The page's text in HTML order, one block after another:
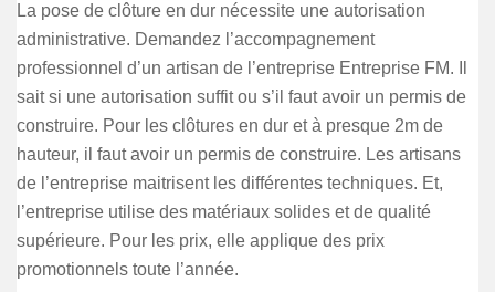
La pose de clôture en dur nécessite une autorisation
administrative. Demandez l’accompagnement
professionnel d’un artisan de l’entreprise Entreprise FM. Il
sait si une autorisation suffit ou s’il faut avoir un permis de
construire. Pour les clôtures en dur et à presque 2m de
hauteur, il faut avoir un permis de construire. Les artisans
de l’entreprise maitrisent les différentes techniques. Et,
l’entreprise utilise des matériaux solides et de qualité
supérieure. Pour les prix, elle applique des prix
promotionnels toute l’année.